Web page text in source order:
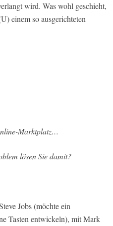
wird. Was wohl geschieht,
einem so ausgerichteten
Marktplatz…
lösen Sie damit?
Jobs (möchte ein
Tasten entwickeln), mit Mark